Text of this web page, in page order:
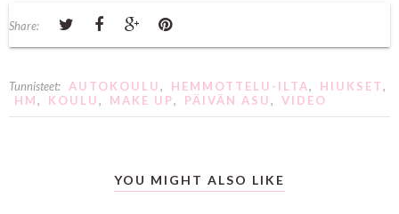
Share:
Tunnisteet: AUTOKOULU, HEMMOTTELU-ILTA, HIUKSET,
HM, KOULU, MAKE UP, PÄIVÄN ASU, VIDEO
YOU MIGHT ALSO LIKE